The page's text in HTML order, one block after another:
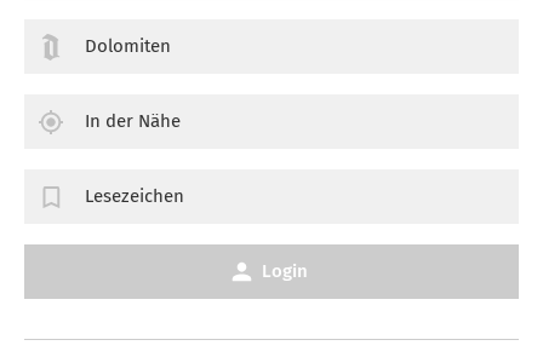
Dolomiten
In der Nähe
Lesezeichen
Login